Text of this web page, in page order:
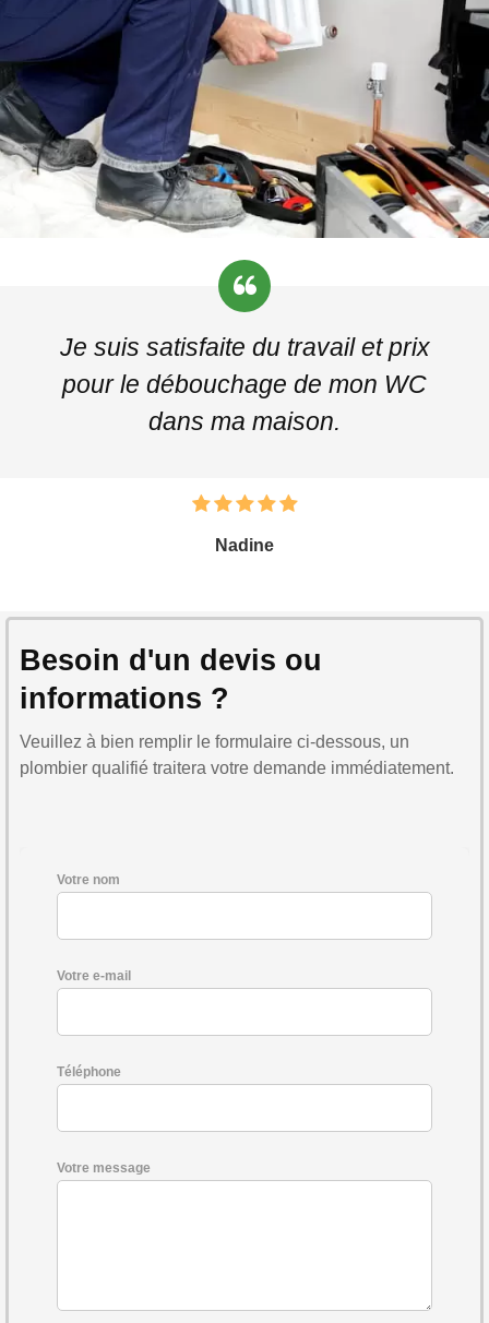
Je suis satisfaite du travail et prix
pour le débouchage de mon WC
dans ma maison.
Nadine
Besoin d'un devis ou
informations ?
Veuillez à bien remplir le formulaire ci-dessous, un
plombier qualifié traitera votre demande immédiatement.
Votre nom
Votre e-mail
Téléphone
Votre message